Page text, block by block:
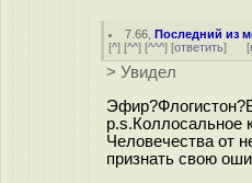
7.66 ,Последний из
[^] [^^] [^^^] [ответить] [
> Увидел
p.s.Коллосальное
Человечества от
признать свою